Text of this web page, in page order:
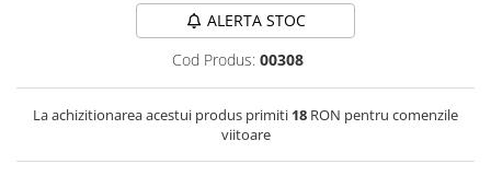
ALERTA STOC
Cod Produs: 00308
La achizitionarea acestui produs primiti 18 RON pentru comenzile
viitoare